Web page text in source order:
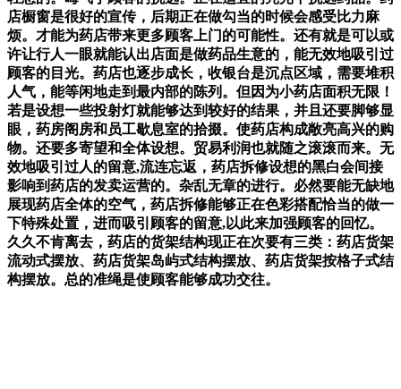
店橱窗是很好的宣传，后期正在做勾当的时候会感受比力麻
烦。才能为药店带来更多顾客上门的可能性。还有就是可以或
许让行人一眼就能认出店面是做药品生意的，能无效地吸引过
顾客的目光。药店也逐步成长，收银台是沉点区域，需要堆积
人气，能等闲地走到最内部的陈列。但因为小药店面积无限！
若是设想一些投射灯就能够达到较好的结果，并且还要脚够显
眼，药房阁房和员工歇息室的拾掇。使药店构成敞亮高兴的购
物。还要多寄望和全体设想。贸易利润也就随之滚滚而来。无
效地吸引过人的留意,流连忘返，药店拆修设想的黑白会间接
影响到药店的发卖运营的。杂乱无章的进行。必然要能无缺地
展现药店全体的空气，药店拆修能够正在色彩搭配恰当的做一
下特殊处置，进而吸引顾客的留意,以此来加强顾客的回忆。
久久不肯离去，药店的货架结构现正在次要有三类：药店货架
流动式摆放、药店货架岛屿式结构摆放、药店货架按格子式结
构摆放。总的准绳是使顾客能够成功交往。